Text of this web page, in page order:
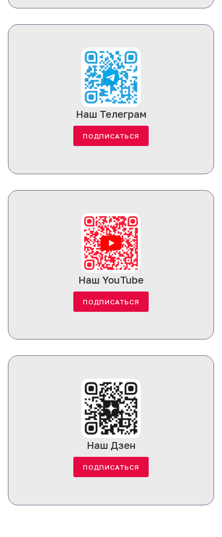
Наш Телеграм
ПОДПИСАТЬСЯ
Наш YouTube
ПОДПИСАТЬСЯ
Наш Дзен
ПОДПИСАТЬСЯ